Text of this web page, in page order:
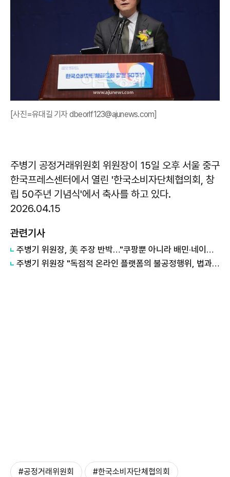
[사진=유대길 기자 dbeorlf123@ajunews.com]
주병기 공정거래위원회 위원장이 15일 오후 서울 중구
한국프레스센터에서 열린 '한국소비자단체협의회, 창
립 50주년 기념식'에서 축사를 하고 있다.
2026.04.15
관련기사
주병기 위원장, 美 주장 반박…"쿠팡뿐 아니라 배민·네이버도 동일한 잣대"
주병기 위원장 "독점적 온라인 플랫폼의 불공정행위, 법과 원칙에 따라 대응"
#공정거래위원회 #한국소비자단체협의회